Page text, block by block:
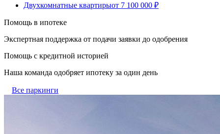
Двухкомнатные квартирыот 7 100 000 ₽
Помощь в ипотеке
Экспертная поддержка от подачи заявки до одобрения
Помощь с кредитной историей
Наша команда одобряет ипотеку за один день
Все паркинги